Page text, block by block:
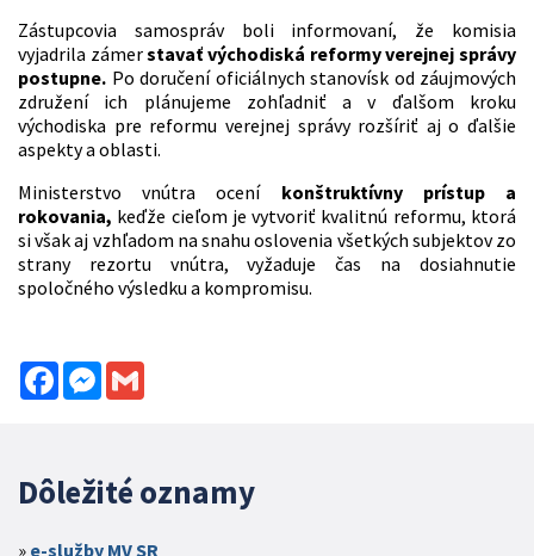
Zástupcovia samospráv boli informovaní, že komisia
vyjadrila zámerstavať východiská reformy verejnej správy
postupne. Po doručení oficiálnych stanovísk od záujmových
združení ich plánujeme zohľadniť a v ďalšom kroku
východiska pre reformu verejnej správy rozšíriť aj o ďalšie
aspekty a oblasti.
Ministerstvo vnútra ocení konštruktívny prístup a
rokovania, keďže cieľom je vytvoriť kvalitnú reformu, ktorá
si však aj vzhľadom na snahu oslovenia všetkých subjektov zo
strany rezortu vnútra, vyžaduje čas na dosiahnutie
spoločného výsledku a kompromisu.
FacebookMessenger
Dôležité oznamy
e-služby MV SR